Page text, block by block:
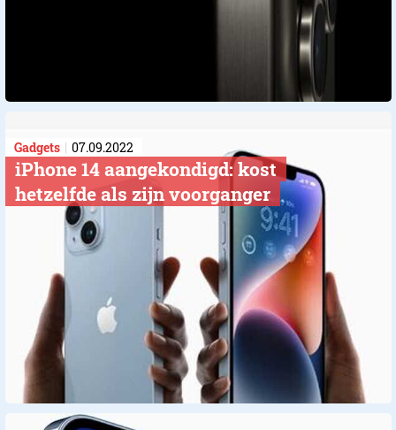
Gadgets 07.09.2022
iPhone 14 aangekondigd: kost
hetzelfde als zijn voorganger